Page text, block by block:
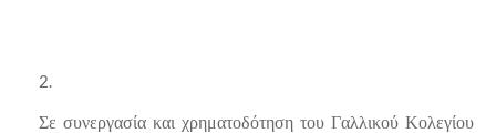
Σε συνεργασία και χρηματοδότηση του Γαλλικού Κολεγίου